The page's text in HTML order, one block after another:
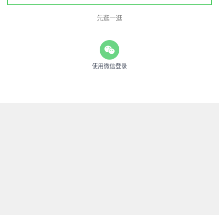
先逛一逛
使用微信登录